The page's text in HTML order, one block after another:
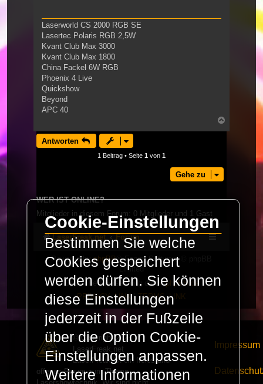
Laserworld CS 2000 RGB SE
Lasertec Polaris RGB 2,5W
Kvant Club Max 3000
Kvant Club Max 1800
China Fackel 6W RGB
Phoenix 4 Live
Quickshow
Beyond
APC 40
oben
Antworten
1 Beitrag • Seite 1 von 1
Gehe zu
WER IST ONLINE?
Mitglieder in diesem Forum: 0 Mitglieder und 1 Gast
LaserFreak.net Forum
Powered byphpBB® Forum Software © phpBB
Limited
Deutsche Übersetzung durchphpBB.de
PRIVACY_LINK| TERMS_LINK
© Copyright 2025 -
LaserFreak.net
LaserFreak ist ein freies und
offenes Forum zum Thema
Impressum
Cookie-Einstellungen
Bestimmen Sie welche
Cookies gespeichert
werden dürfen. Sie können
diese Einstellungen
jederzeit in der Fußzeile
über die Option Cookie-
Einstellungen anpassen.
Weitere Informationen